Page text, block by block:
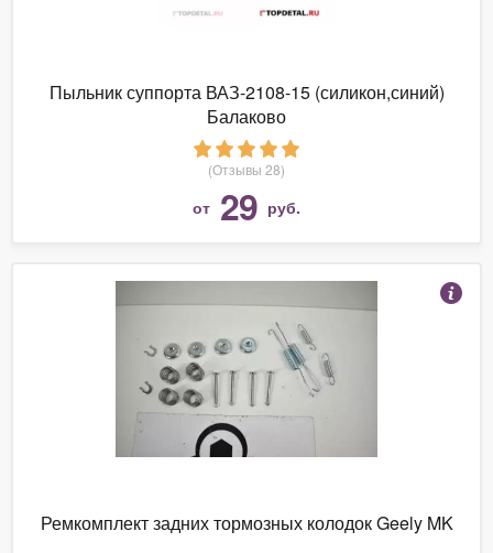
Пыльник суппорта ВАЗ-2108-15 (силикон,синий)
Балаково
(Отзывы 28)
от 29 руб.
Ремкомплект задних тормозных колодок Geely MK